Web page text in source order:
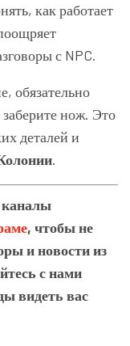
как работает
с NPC.
обязательно
нож. Это
деталей и
.
каналы
, чтобы не
и новости из
с нами
видеть вас